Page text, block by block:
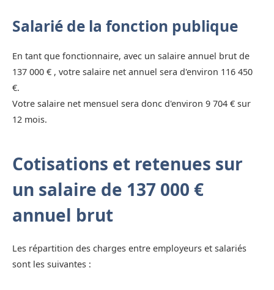
Salarié de la fonction publique
En tant que fonctionnaire, avec un salaire annuel brut de
137 000 € , votre salaire net annuel sera d'environ 116 450
€.
Votre salaire net mensuel sera donc d'environ 9 704 € sur
12 mois.
Cotisations et retenues sur
un salaire de 137 000 €
annuel brut
Les répartition des charges entre employeurs et salariés
sont les suivantes :